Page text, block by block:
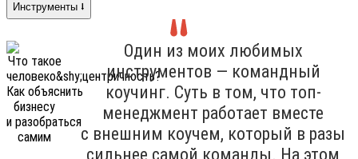
Инструменты ⭣
Один из моих любимых
инструментов — командный
коучинг. Суть в том, что топ-
менеджмент работает вместе
с внешним коучем, который в разы
сильнее самой команды. На этом